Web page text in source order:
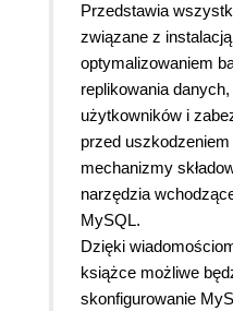
Przedstawia
związane z
optymalizowaniem
replikowania
użytkowników i
przed
mechanizmy
narzędzia
MySQL.
Dzięki
książce możliwe
skonfigurowanie